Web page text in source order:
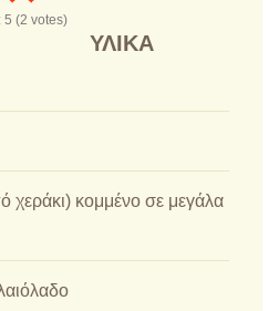
5 (2 votes)
ΥΛΙΚΆ
χεράκι) κομμένο σε μεγάλα